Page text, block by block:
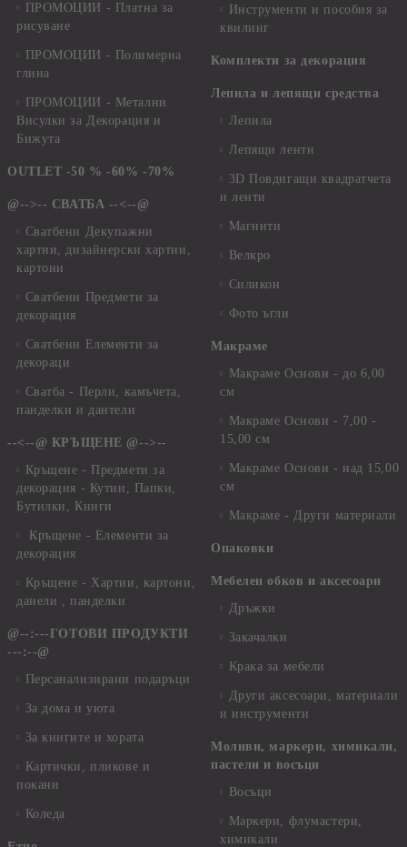
ПРОМОЦИИ - Платна за
рисуване
ПРОМОЦИИ - Полимерна
глина
ПРОМОЦИИ - Метални
Висулки за Декорация и
Бижута
OUTLET -50 % -60% -70%
@-->-- СВАТБА --<--@
Сватбени Декупажни
хартии, дизайнерски хартии,
картони
Сватбени Предмети за
декорация
Сватбени Елементи за
декораци
Сватба - Перли, камъчета,
панделки и дантели
--<--@ КРЪЩЕНЕ @-->--
Кръщене - Предмети за
декорация - Кутии, Папки,
Бутилки, Книги
Кръщене - Елементи за
декорация
Кръщене - Хартии, картони,
данели , панделки
@--:---ГОТОВИ ПРОДУКТИ
---:--@
Персанализирани подаръци
За дома и уюта
За книгите и хората
Картички, пликове и
покани
Коледа
Инструменти и пособия за
квилинг
Комплекти за декорация
Лепила и лепящи средства
Лепила
Лепящи ленти
3D Повдигащи квадратчета
и ленти
Магнити
Велкро
Силикон
Фото ъгли
Макраме
Макраме Основи - до 6,00
см
Макраме Основи - 7,00 -
15,00 см
Макраме Основи - над 15,00
см
Макраме - Други материали
Опаковки
Мебелен обков и аксесоари
Дръжки
Закачалки
Крака за мебели
Други аксесоари, материали
и инструменти
Моливи, маркери, химикали,
пастели и восъци
Восъци
Маркери, флумастери,
химикали